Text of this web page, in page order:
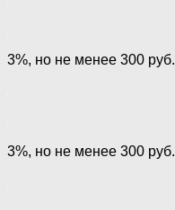
3%, но не менее 300 руб.
3%, но не менее 300 руб.